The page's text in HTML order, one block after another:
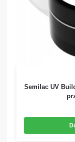
Semilac UV